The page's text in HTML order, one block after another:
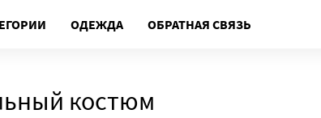
ОДЕЖДА ОБРАТНАЯ СВЯЗЬ
костюм